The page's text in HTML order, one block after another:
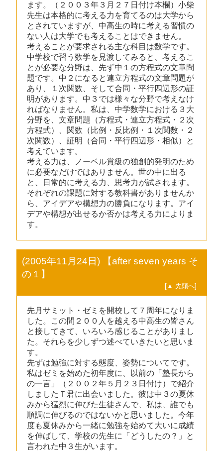
ます。（２００３年３月２７日付け本欄）小柴
先生は本格的に考える力を育てるのは大学から
とされていますが、中高生の時に考える習慣の
ない人は大学でも考えることはできません。
考えることが要求される主な科目は数学です。
中学校で習う数学を見渡してみると、考えるこ
とが必要な分野は、先ず中１の方程式の文章問
題です。中２になると連立方程式の文章問題が
あり、１次関数、そして合同・平行四辺形の証
明があります。中３では様々な分野で考えなけ
ればなりません。私は、中学数学における３大
分野を、文章問題（方程式・連立方程式・２次
方程式）、関数（比例・反比例・１次関数・２
次関数）、証明（合同・平行四辺形・相似）と
考えています。
考える力は、ノーベル賞級の独創的発明のため
に必要なだけではありません。世の中に出る
と、日常的に考える力、思考力が試されます。
それぞれの課題に対する教科書がありませんか
ら、アイデアや構想力の勝負になります。アイ
デアや構想が出せるか否かは考える力によりま
す。
(2005年11月24日) 【after seven years そ
の１】
[▲ 先頭へ]
先月サミット・ゼミを開校して７周年になりま
した。この間２００人を越える中高生の皆さん
と接してきて、いろいろ感じることがありまし
た。それらを少しずつ述べていきたいと思いま
す。
先ずは勉強に対する態度、姿勢についてです。
私はゼミを始めた初年度に、以前の「塾長から
の一言」（２００２年５月２３日付け）で紹介
しましたＴ君に出会いました。彼は中３の夏休
みから猛烈に伸びた生徒さんで、私は、誰でも
順調に伸びるのではないかと思いました。今年
度も夏休みから一緒に勉強を始めて大いに成績
を伸ばして、学校の先生に「どうしたの？」と
言われた中３生がいます。